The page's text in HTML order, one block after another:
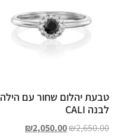
טבעת יהלום שחור עם הילה
לבנה CALI
₪2,650.00
₪2,050.00